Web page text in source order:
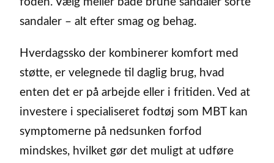
sandaler – alt efter smag og behag.
Hverdagssko der kombinerer komfort med
støtte, er velegnede til daglig brug, hvad
enten det er på arbejde eller i fritiden. Ved at
investere i specialiseret fodtøj som MBT kan
symptomerne på nedsunken forfod
mindskes, hvilket gør det muligt at udføre